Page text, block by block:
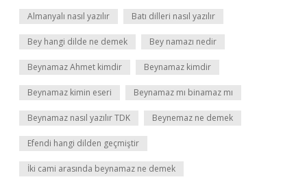
Almanyalı nasıl yazılır Batı dilleri nasıl yazılır
Bey hangi dilde ne demek Bey namazı nedir
Beynamaz Ahmet kimdir Beynamaz kimdir
Beynamaz kimin eseri Beynamaz mı binamaz mı
Beynamaz nasıl yazılır TDK Beynemaz ne demek
Efendi hangi dilden geçmiştir
İki cami arasında beynamaz ne demek